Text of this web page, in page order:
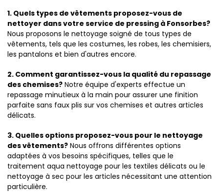
1. Quels types de vêtements proposez-vous de
nettoyer dans votre service de pressing à Fonsorbes?
Nous proposons le nettoyage soigné de tous types de
vêtements, tels que les costumes, les robes, les chemisiers,
les pantalons et bien d'autres encore.
2. Comment garantissez-vous la qualité du repassage
des chemises? Notre équipe d'experts effectue un
repassage minutieux à la main pour assurer une finition
parfaite sans faux plis sur vos chemises et autres articles
délicats.
3. Quelles options proposez-vous pour le nettoyage
des vêtements? Nous offrons différentes options
adaptées à vos besoins spécifiques, telles que le
traitement aqua nettoyage pour les textiles délicats ou le
nettoyage à sec pour les articles nécessitant une attention
particulière.